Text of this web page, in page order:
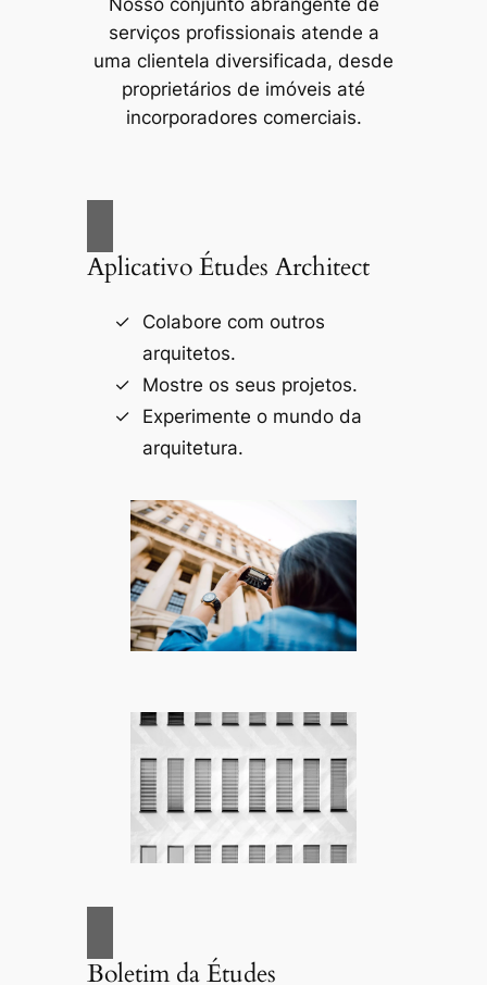
Nosso conjunto abrangente de
serviços profissionais atende a
uma clientela diversificada, desde
proprietários de imóveis até
incorporadores comerciais.
Aplicativo Études Architect
Colabore com outros
arquitetos.
Mostre os seus projetos.
Experimente o mundo da
arquitetura.
Boletim da Études